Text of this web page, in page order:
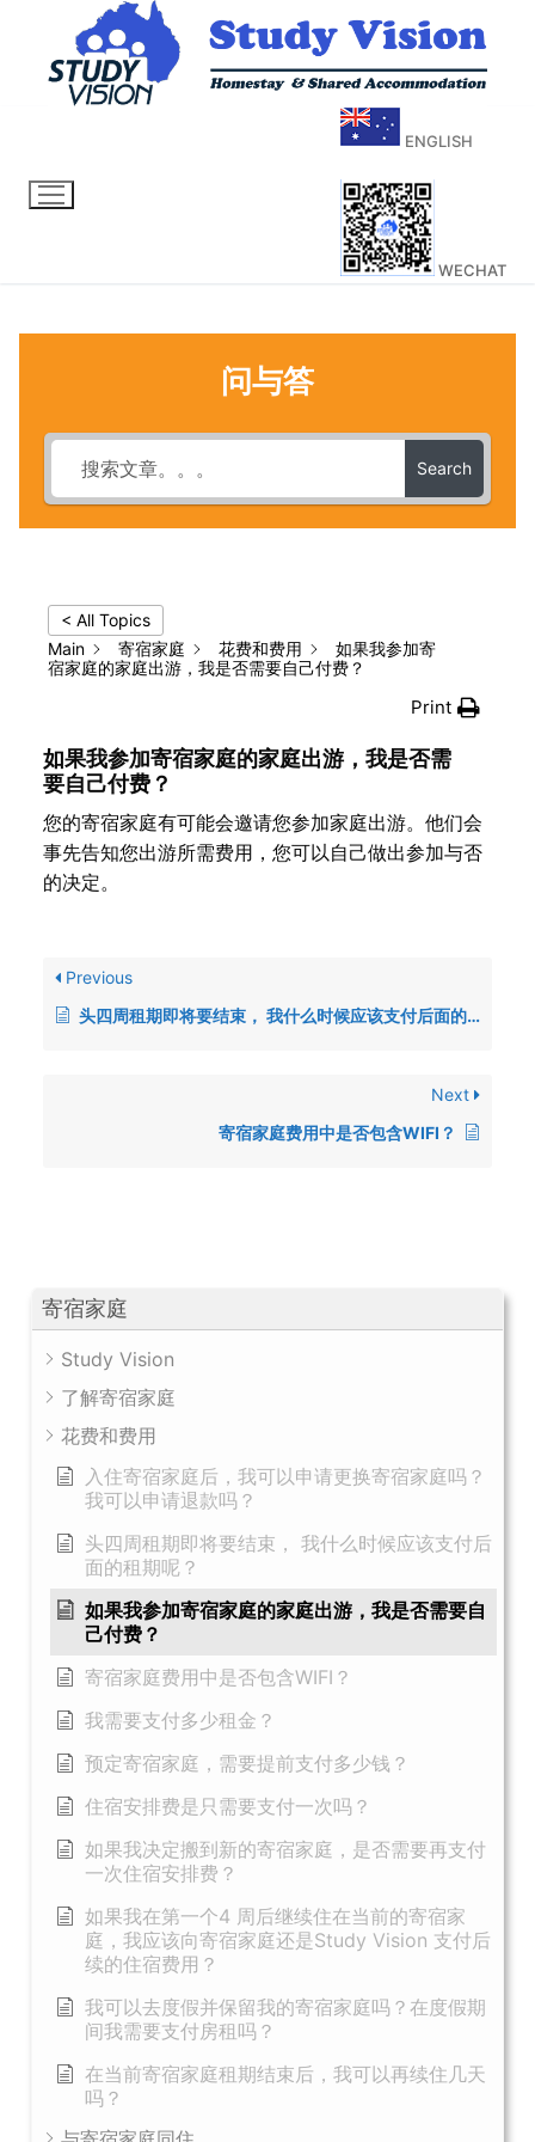
ENGLISH
WECHAT
问与答
Search
寄宿家庭
Study Vision
了解寄宿家庭
花费和费用
入住寄宿家庭后，我可以申请更换寄宿家庭吗？
我可以申请退款吗？
头四周租期即将要结束， 我什么时候应该支付后
面的租期呢？
如果我参加寄宿家庭的家庭出游，我是否需要自
己付费？
寄宿家庭费用中是否包含WIFI？
我需要支付多少租金？
预定寄宿家庭，需要提前支付多少钱？
住宿安排费是只需要支付一次吗？
如果我决定搬到新的寄宿家庭，是否需要再支付
一次住宿安排费？
如果我在第一个4 周后继续住在当前的寄宿家
庭，我应该向寄宿家庭还是Study Vision 支付后
续的住宿费用？
我可以去度假并保留我的寄宿家庭吗？在度假期
间我需要支付房租吗？
在当前寄宿家庭租期结束后，我可以再续住几天
吗？
< All Topics
Main
寄宿家庭 花费和费用
如果我参加寄
宿家庭的家庭出游，我是否需要自己付费？
Print
如果我参加寄宿家庭的家庭出游，我是否需
要自己付费？
您的寄宿家庭有可能会邀请您参加家庭出游。他们会
事先告知您出游所需费用，您可以自己做出参加与否
的决定。
Previous
头四周租期即将要结束， 我什么时候应该支付后面的租期呢？
Next
寄宿家庭费用中是否包含WIFI？